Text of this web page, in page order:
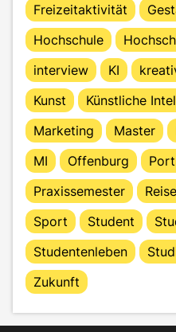
Freizeitaktivität
Hochschule
interview
KI
Kunst
Künstliche
Marketing
Master
MI
Offenburg
Praxissemester
Sport
Student
Studentenleben
Zukunft